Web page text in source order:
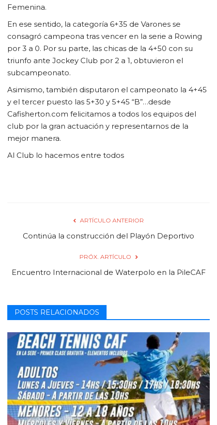
Femenina.
En ese sentido, la categoría 6+35 de Varones se
consagró campeona tras vencer en la serie a Rowing
por 3 a 0. Por su parte, las chicas de la 4+50 con su
triunfo ante Jockey Club por 2 a 1, obtuvieron el
subcampeonato.
Asimismo, también disputaron el campeonato la 4+45
y el tercer puesto las 5+30 y 5+45 “B”…desde
Cafisherton.com felicitamos a todos los equipos del
club por la gran actuación y representarnos de la
mejor manera.
Al Club lo hacemos entre todos
ARTÍCULO ANTERIOR
Continúa la construcción del Playón Deportivo
PRÓX. ARTÍCULO
Encuentro Internacional de Waterpolo en la PileCAF
POSTS RELACIONADOS